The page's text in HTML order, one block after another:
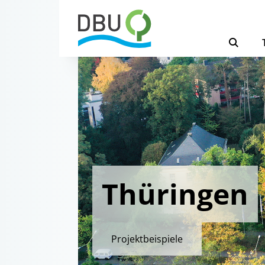
Thüringen
Projektbeispiele